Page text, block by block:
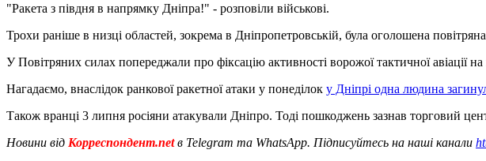
"Ракета з півдня в напрямку Дніпра!" - розповіли військові.
Трохи раніше в низці областей, зокрема в Дніпропетровській, була оголошена
У Повітряних силах попереджали про фіксацію активності ворожої тактичної авіації
Нагадаємо, внаслідок ранкової ракетної атаки у понеділок у Дніпрі одна людина
Також вранці 3 липня росіяни атакували Дніпро. Тоді пошкоджень зазнав торговий
Новини від Корреспондент.netв Telegram та WhatsApp. Підписуйтесь на наші канали